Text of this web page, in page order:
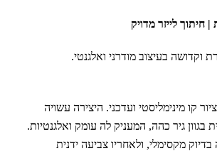
| חיתוך לייזר מדויק
וקדושה בעיצוב מודרני ואלגנטי.
קו מינימליסטי ועדכני. היצירה עשויה
גיר כהה, המעניק לה עומק ואלגנטיות.
בדיוק מקסימלי, ולאחריו צביעה ידנית